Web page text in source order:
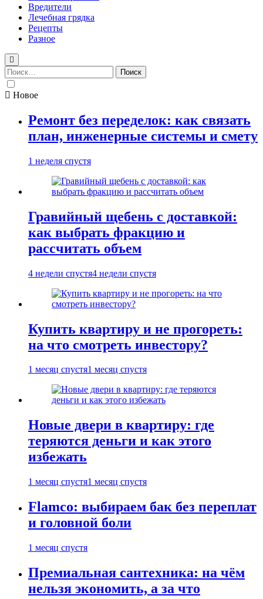
Вредители
Лечебная грядка
Рецепты
Разное
Найти:
Новое
Ремонт без переделок: как связать
план, инженерные системы и смету
1 неделя спустя
Гравийный щебень с доставкой:
как выбрать фракцию и
рассчитать объем
4 недели спустя4 недели спустя
Купить квартиру и не прогореть:
на что смотреть инвестору?
1 месяц спустя1 месяц спустя
Новые двери в квартиру: где
теряются деньги и как этого
избежать
1 месяц спустя1 месяц спустя
Flamco: выбираем бак без переплат
и головной боли
1 месяц спустя
Премиальная сантехника: на чём
нельзя экономить, а за что